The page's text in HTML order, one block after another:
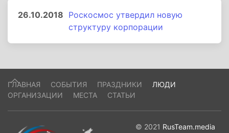
26.10.2018 Роскосмос утвердил новую
структуру корпорации
ГЛАВНАЯ СОБЫТИЯ ПРАЗДНИКИ
ЛЮДИ
ОРГАНИЗАЦИИ
МЕСТА СТАТЬИ
© 2021 RusTeam.media